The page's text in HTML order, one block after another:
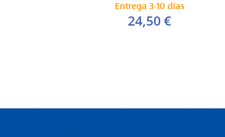
Entrega 3-10 días
24,50 €